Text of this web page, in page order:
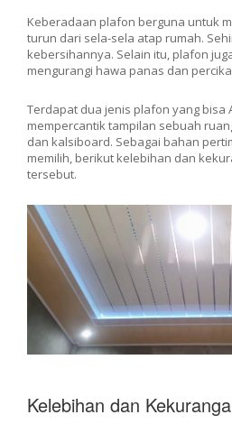
Keberadaan plafon berguna untuk
turun dari sela-sela atap rumah.
kebersihannya. Selain itu, plafon
mengurangi hawa panas dan
Terdapat dua jenis plafon yang bisa
mempercantik tampilan sebuah
dan kalsiboard. Sebagai bahan
memilih, berikut kelebihan dan
tersebut.
Kelebihan dan